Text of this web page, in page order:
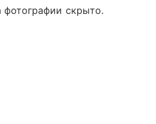
фотографии скрыто.